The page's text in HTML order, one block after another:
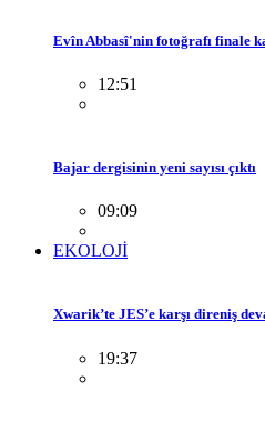
Evîn Abbasî'nin fotoğrafı finale
12:51
Bajar dergisinin yeni sayısı çıktı
09:09
EKOLOJİ
Xwarik’te JES’e karşı direniş
19:37